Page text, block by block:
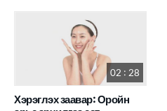
02 : 28
Хэрэглэх заавар: Оройн